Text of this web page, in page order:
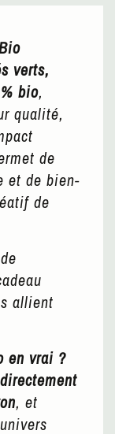
verts,
bio,
qualité,
de
et de bien-
de
allient
en vrai ?
, et